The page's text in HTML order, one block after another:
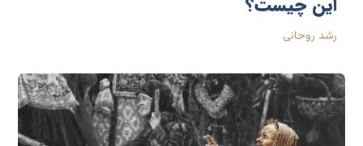
این چیست؟
رشد روحانی